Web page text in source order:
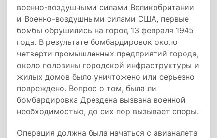
военно-воздушными силами Великобритании
и Военно-воздушными силами США, первые
бомбы обрушились на город 13 февраля 1945
года. В результате бомбардировок около
четверти промышленных предприятий города,
около половины городской инфраструктуры и
жилых домов было уничтожено или серьезно
повреждено. Вопрос о том, была ли
бомбардировка Дрездена вызвана военной
необходимостью, до сих пор вызывает споры.
Операция должна была начаться с авианалета